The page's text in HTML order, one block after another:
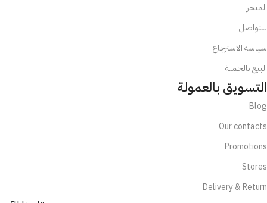
المتجر
للتواصل
سياسة الاسترجاع
البيع بالجملة
التسويق بالعمولة
Blog
Our contacts
Promotions
Stores
Delivery & Return